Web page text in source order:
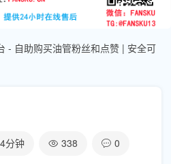
- 自助购买油管粉丝和点赞 | 安全可
4分钟 338 0